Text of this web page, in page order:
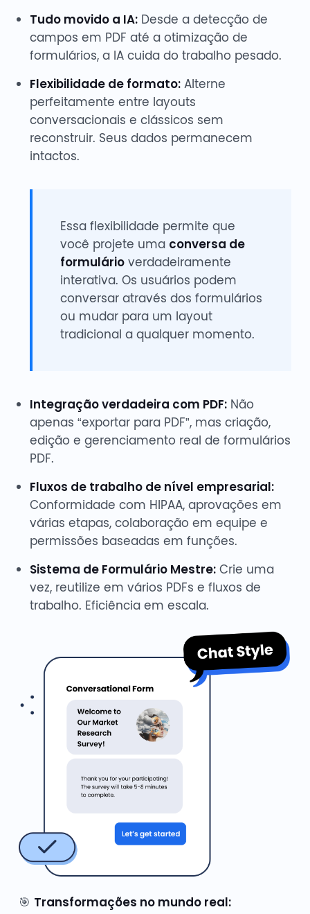
Tudo movido a IA:Desde a detecção de
campos em PDF até a otimização de
formulários, a IA cuida do trabalho pesado.
Flexibilidade de formato:Alterne
perfeitamente entre layouts
conversacionais e clássicos sem
reconstruir. Seus dados permanecem
intactos.
Essa flexibilidade permite que
você projete uma conversa de
formulárioverdadeiramente
interativa. Os usuários podem
conversar através dos formulários
ou mudar para um layout
tradicional a qualquer momento.
Integração verdadeira com PDF:Não
apenas “exportar para PDF”, mas criação,
edição e gerenciamento real de formulários
PDF.
Fluxos de trabalho de nível empresarial:
Conformidade com HIPAA, aprovações em
várias etapas, colaboração em equipe e
permissões baseadas em funções.
Sistema de Formulário Mestre:Crie uma
vez, reutilize em vários PDFs e fluxos de
trabalho. Eficiência em escala.
🎯 Transformações no mundo real: